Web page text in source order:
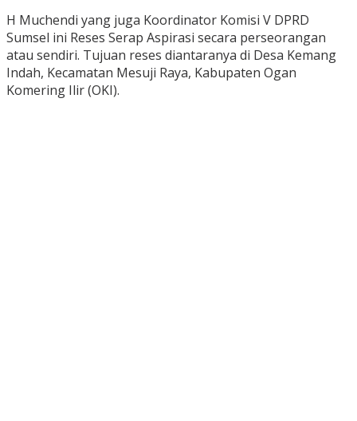
H Muchendi yang juga Koordinator Komisi V DPRD
Sumsel ini Reses Serap Aspirasi secara perseorangan
atau sendiri. Tujuan reses diantaranya di Desa Kemang
Indah, Kecamatan Mesuji Raya, Kabupaten Ogan
Komering Ilir (OKI).